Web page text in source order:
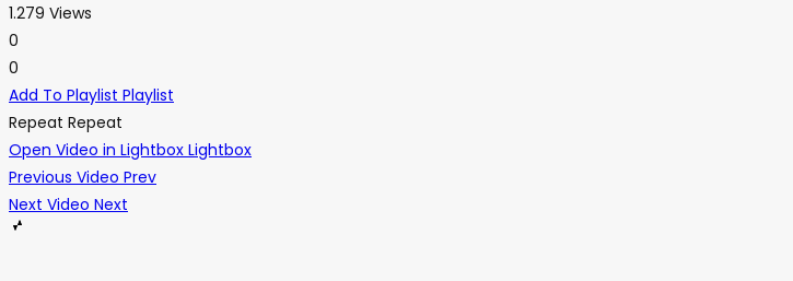
1.279 Views
0
0
Add To Playlist Playlist
Repeat Repeat
Open Video in Lightbox Lightbox
Previous Video Prev
Next Video Next